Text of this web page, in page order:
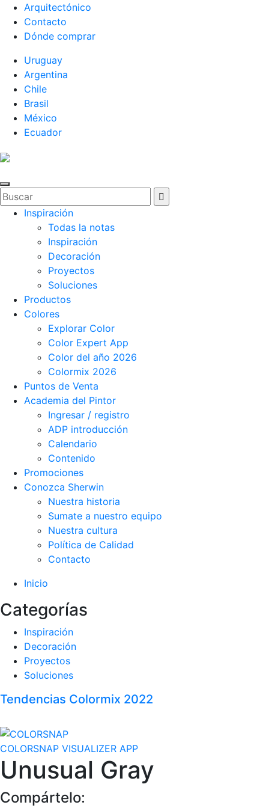
Arquitectónico
Contacto
Dónde comprar
Uruguay
Argentina
Chile
Brasil
México
Ecuador
Inspiración
Todas la notas
Inspiración
Decoración
Proyectos
Soluciones
Productos
Colores
Explorar Color
Color Expert App
Color del año 2026
Colormix 2026
Puntos de Venta
Academia del Pintor
Ingresar / registro
ADP introducción
Calendario
Contenido
Promociones
Conozca Sherwin
Nuestra historia
Sumate a nuestro equipo
Nuestra cultura
Política de Calidad
Contacto
Inicio
Categorías
Inspiración
Decoración
Proyectos
Soluciones
Tendencias Colormix 2022
COLORSNAP VISUALIZER APP
Unusual Gray
Compártelo: